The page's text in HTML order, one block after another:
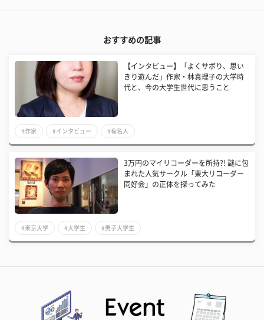
おすすめの記事
【インタビュー】「よくサボり、思い
きり遊んだ」作家・林真理子の大学時
代と、今の大学生世代に思うこと
#作家 #インタビュー #有名人
3万円のマイリコーダーを所持?! 謎に包
まれた人気サークル「東大リコーダー
同好会」の正体を探ってみた
#東京大学 #大学生 #男子大学生